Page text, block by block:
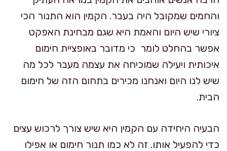
והחמים שמקובל היה בעבר. הקמין הוא התנור הכי
ציורי שיש היום והאמת היא שגם מבחינת האפקט
אפשר בהחלט לומר כי מדובר באופציית חימום
איכותית ויעילה שמוכיחה את עצמה מעבר לכל מה
שיש לנו היום ואנחנו מכירים בתחום הזה של חימום
הבית.
הבעיה היחידה עם הקמין היא שיש צורך לרכוש עצים
כדי להפעיל אותו. זה לא כמו תנור חימום או אפילו